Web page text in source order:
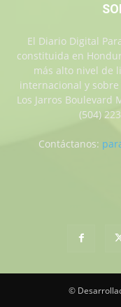
El Diario Digital
constituida en
más alto nivel de
internacional y
Los Jarros Boulevard
(504)
Contáctanos:
©